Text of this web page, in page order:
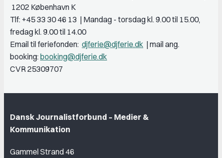
1202 København K
Tlf: +45 33 30 46 13 | Mandag - torsdag kl. 9.00 til 15.00,
fredag kl. 9.00 til 14.00
Email til feriefonden: djferie@djferie.dk | mail ang.
booking:booking@djferie.dk
CVR25309707
Dansk Journalistforbund – Medier &
Kommunikation
Gammel Strand 46